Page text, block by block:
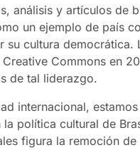
análisis y artículos de
un ejemplo de país
su cultura
Commons en
de tal liderazgo.
internacional,
política cultural de
figura la remoción